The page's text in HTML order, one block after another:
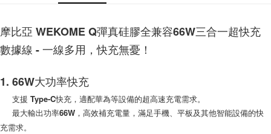
３．安心：先確認商品／服務後，再付款。
【「AFTEE先享後付」結帳流程】
２．訂單成立數日內，您將收到繳費通知簡訊。
３．收到繳費通知簡訊後14天內，點擊此簡訊中的連結，可透過四大超商／
※ 請注意：結帳手續完成當下不需立刻繳費，但若您需要取消訂單，請聯絡
購買商品的店家。未經商家同意取消之訂單仍視為有效，需透過AFTEE先享
付款後全家取貨
每筆NT$60，滿NT$999(含以上)免運費
每筆NT$60，滿NT$999(含以上)免運費
(黑貓)宅配
每筆NT$100，滿NT$999(含以上)免運費
摩比亞 WEKOME Q彈真硅膠全兼容66W三合一超快充
數據線 - 一線多用，快充無憂！
1. 66W大功率快充
支援 Type-C快充，適配華為等設備的超高速充電需求。
最大輸出功率66W，高效補充電量，滿足手機、平板及其他智能設備的快
充需求。